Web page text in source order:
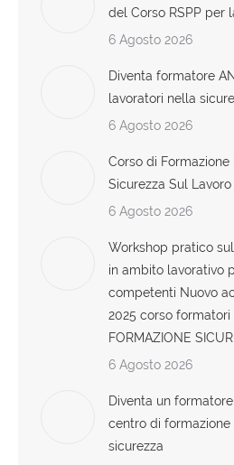
del Corso RSPP per
6 Agosto 2026
Diventa formatore
lavoratori nella
6 Agosto 2026
Corso di
Sicurezza Sul
6 Agosto 2026
Workshop pratico
in ambito lavorativo
competenti Nuovo
2025 corso formatori
FORMAZIONE
6 Agosto 2026
Diventa un
centro di
sicurezza